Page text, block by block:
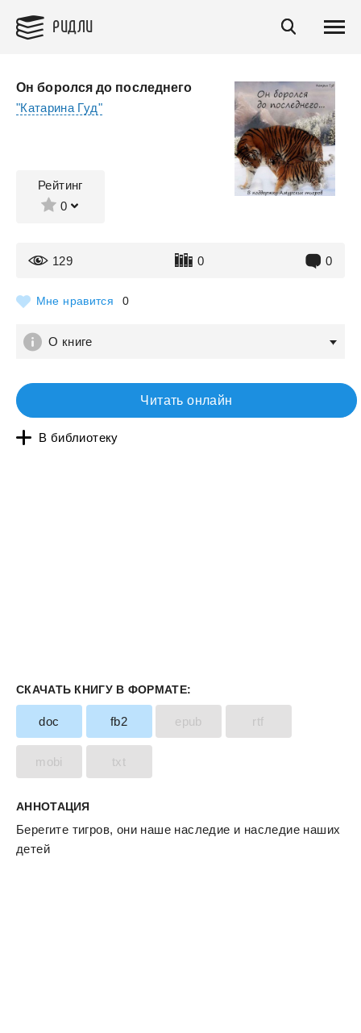
РИДЛИ
Он боролся до последнего
"Катарина Гуд"
Рейтинг
0
129 0 0
Мне нравится 0
О книге
Читать онлайн
В библиотеку
СКАЧАТЬ КНИГУ В ФОРМАТЕ:
doc fb2 epub rtf
mobi txt
АННОТАЦИЯ
Берегите тигров, они наше наследие и наследие наших
детей